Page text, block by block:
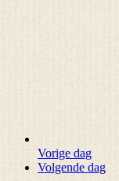
Vorige dag
Volgende dag